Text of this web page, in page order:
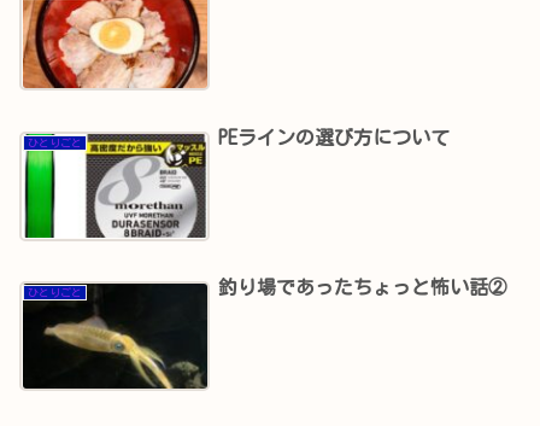
ひとりごと PEラインの選び方について
ひとりごと 釣り場であったちょっと怖い話②